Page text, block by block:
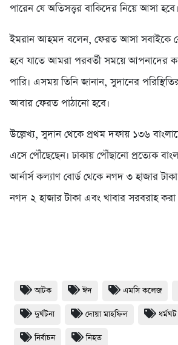
পারেন যে অতিসত্ত্বর বাকিদের নিয়ে আসা হবে।
ইমরান আহমদ বলেন, ফেরত আসা সবাইকে
হবে যাতে আমরা পরবর্তী সময়ে আপনাদের
পারি। এসময় তিনি জানান, সুদানের
আবার ফেরত পাঠানো হবে।
উল্লেখ্য, সুদান থেকে প্রথম দফায় ১৩৬
এসে পৌঁছেছেন। ঢাকায় পৌঁছানো প্রত্যেক
আর্নার্স কল্যাণ বোর্ড থেকে নগদ ৩ হাজার
নগদ ২ হাজার টাকা এবং খাবার সরবরাহ করা
আটক ঈদ এমসি কলেজ
দুর্ঘটনা দোয়া মাহফিল ধর্মঘট
নির্বাচন নিহত